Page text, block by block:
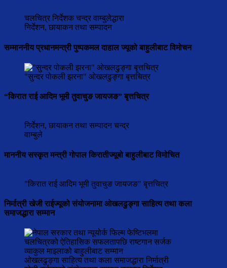
चलचित्र निर्देशक चन्द्र वाम्बुलेद्धारा
निर्देशन, छायाकन तथा सम्पादन
सम्माननीय प्रधानमन्त्री पुष्पकमल दाहाल ज्यूको बाहुलीबाट विमोचन
"सुन्दर पोकली झरना" ओखलढुङ्गा बृत्तचित्र
“किरात राई आदिम भूमी तुवाचुङ जायजङ” बृत्तचित्र
निर्देशन, छायाकन तथा सम्पादन चन्द्र
वाम्बुले
माननीय सस्कृत मन्त्री गोपाल किरातीज्यूबो बाहुलीबाट विमोचित
"किरात राई आदिम भूमी तुवाचुङ जायजङ" बृत्तचित्र
निर्मात्री खेजी राईज्यूको संयोजनामा ओखलढुङ्गा साहित्य तथा कला
समाजद्धारा सम्मान
ओखलढुङ्गा साहित्य तथा कला समाजद्धारा निर्मात्री